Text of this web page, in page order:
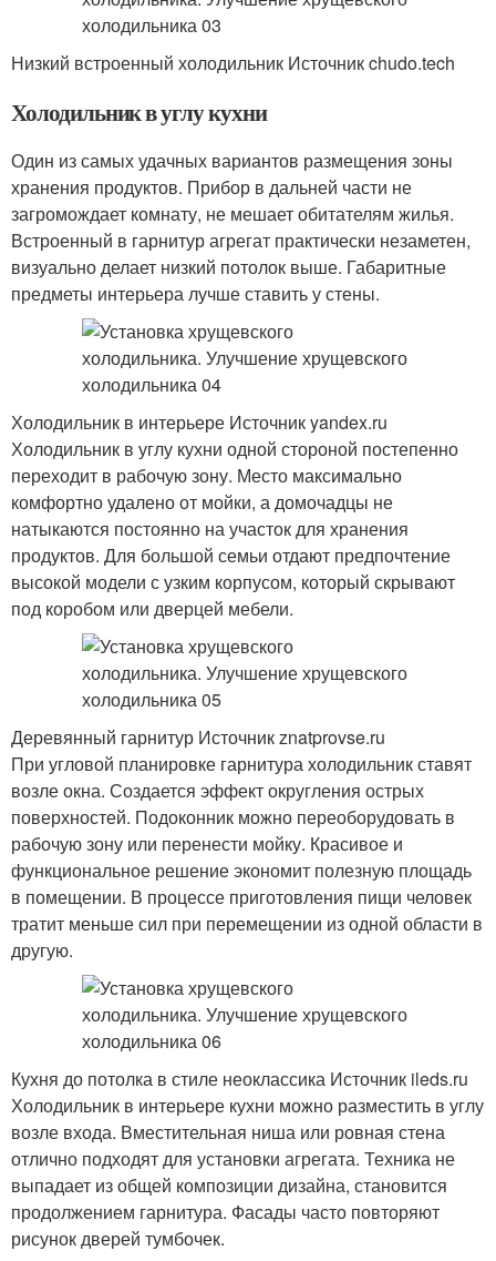
Низкий встроенный холодильник Источник chudo.tech
Холодильник в углу кухни
Один из самых удачных вариантов размещения зоны
хранения продуктов. Прибор в дальней части не
загромождает комнату, не мешает обитателям жилья.
Встроенный в гарнитур агрегат практически незаметен,
визуально делает низкий потолок выше. Габаритные
предметы интерьера лучше ставить у стены.
Холодильник в интерьере Источник yandex.ru
Холодильник в углу кухни одной стороной постепенно
переходит в рабочую зону. Место максимально
комфортно удалено от мойки, а домочадцы не
натыкаются постоянно на участок для хранения
продуктов. Для большой семьи отдают предпочтение
высокой модели с узким корпусом, который скрывают
под коробом или дверцей мебели.
Деревянный гарнитур Источник znatprovse.ru
При угловой планировке гарнитура холодильник ставят
возле окна. Создается эффект округления острых
поверхностей. Подоконник можно переоборудовать в
рабочую зону или перенести мойку. Красивое и
функциональное решение экономит полезную площадь
в помещении. В процессе приготовления пищи человек
тратит меньше сил при перемещении из одной области в
другую.
Кухня до потолка в стиле неоклассика Источник ileds.ru
Холодильник в интерьере кухни можно разместить в углу
возле входа. Вместительная ниша или ровная стена
отлично подходят для установки агрегата. Техника не
выпадает из общей композиции дизайна, становится
продолжением гарнитура. Фасады часто повторяют
рисунок дверей тумбочек.